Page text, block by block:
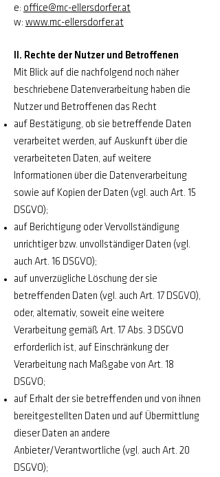
e: office@mc-ellersdorfer.at
w: www.mc-ellersdorfer.at
II. Rechte der Nutzer und Betroffenen
Mit Blick auf die nachfolgend noch näher
beschriebene Datenverarbeitung haben die
Nutzer und Betroffenen das Recht
auf Bestätigung, ob sie betreffende Daten
verarbeitet werden, auf Auskunft über die
verarbeiteten Daten, auf weitere
Informationen über die Datenverarbeitung
sowie auf Kopien der Daten (vgl. auch Art. 15
DSGVO);
auf Berichtigung oder Vervollständigung
unrichtiger bzw. unvollständiger Daten (vgl.
auch Art. 16 DSGVO);
auf unverzügliche Löschung der sie
betreffenden Daten (vgl. auch Art. 17 DSGVO),
oder, alternativ, soweit eine weitere
Verarbeitung gemäß Art. 17 Abs. 3 DSGVO
erforderlich ist, auf Einschränkung der
Verarbeitung nach Maßgabe von Art. 18
DSGVO;
auf Erhalt der sie betreffenden und von ihnen
bereitgestellten Daten und auf Übermittlung
dieser Daten an andere
Anbieter/Verantwortliche (vgl. auch Art. 20
DSGVO);